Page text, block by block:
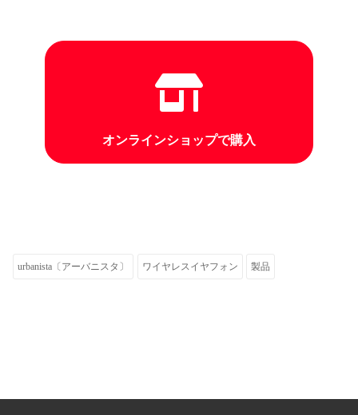
オンラインショップで購入
urbanista〔アーバニスタ〕 ワイヤレスイヤフォン 製品